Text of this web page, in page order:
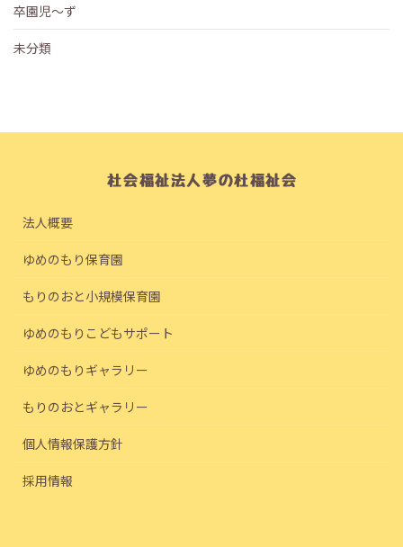
卒園児～ず
未分類
法人概要
ゆめのもり保育園
もりのおと小規模保育園
ゆめのもりこどもサポート
ゆめのもりギャラリー
もりのおとギャラリー
個人情報保護方針
採用情報